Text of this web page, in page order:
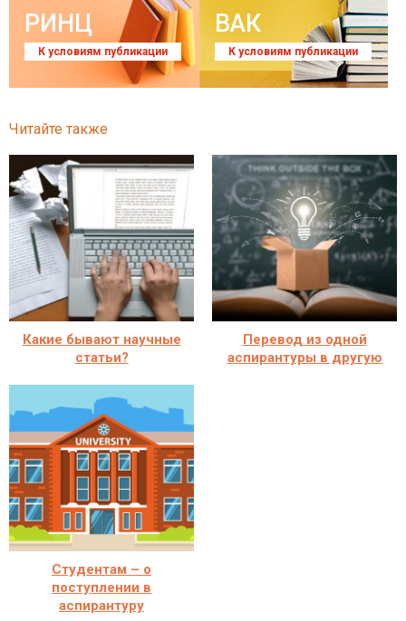
РИНЦ
К условиям публикации
ВАК
К условиям публикации
Читайте также
Какие бывают научные
статьи?
Перевод из одной
аспирантуры в другую
Студентам – о
поступлении в
аспирантуру